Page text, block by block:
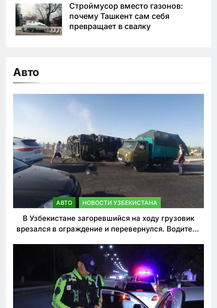
Строймусор вместо газонов:
почему Ташкент сам себя
превращает в свалку
Авто
АВТО НОВОСТИ УЗБЕКИСТАНА
В Узбекистане загоревшийся на ходу грузовик
врезался в ограждение и перевернулся. Водитель